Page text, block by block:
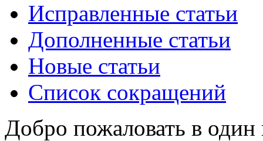
Исправленные статьи
Дополненные статьи
Новые статьи
Список сокращений
Добро пожаловать в